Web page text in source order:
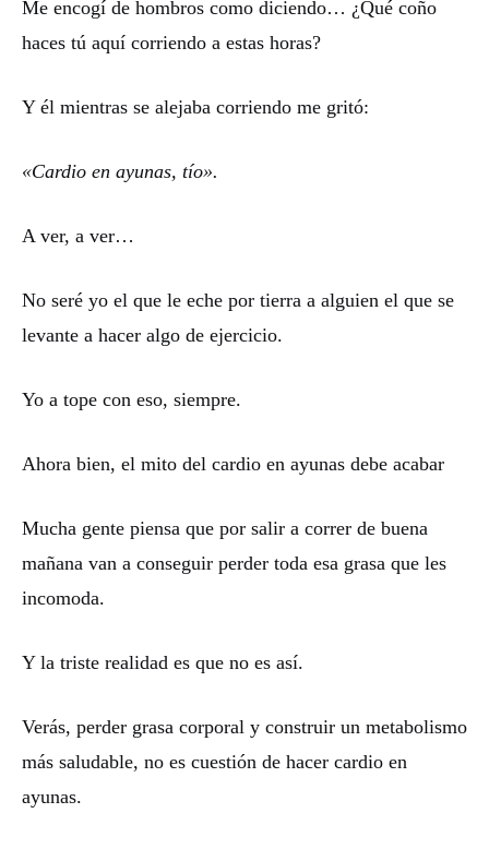
Me encogí de hombros como diciendo… ¿Qué coño
haces tú aquí corriendo a estas horas?
Y él mientras se alejaba corriendo me gritó:
«Cardio en ayunas, tío».
A ver, a ver…
No seré yo el que le eche por tierra a alguien el que se
levante a hacer algo de ejercicio.
Yo a tope con eso, siempre.
Ahora bien, el mito del cardio en ayunas debe acabar
Mucha gente piensa que por salir a correr de buena
mañana van a conseguir perder toda esa grasa que les
incomoda.
Y la triste realidad es que no es así.
Verás, perder grasa corporal y construir un metabolismo
más saludable, no es cuestión de hacer cardio en
ayunas.